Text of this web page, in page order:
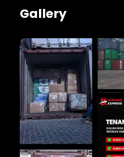
Gallery